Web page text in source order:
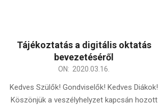
Tájékoztatás a digitális oktatás
bevezetéséről
ON: 2020.03.16.
Kedves Szülők! Gondviselők! Kedves Diákok!
Köszönjük a veszélyhelyzet kapcsán hozott